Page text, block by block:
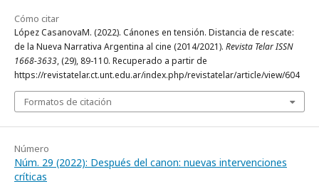
Cómo citar
López CasanovaM. (2022). Cánones en tensión. Distancia de rescate:
de la Nueva Narrativa Argentina al cine (2014/2021). Revista Telar ISSN
1668-3633, (29), 89-110. Recuperado a partir de
https://revistatelar.ct.unt.edu.ar/index.php/revistatelar/article/view/604
Formatos de citación
Número
Núm. 29 (2022): Después del canon: nuevas intervenciones
críticas